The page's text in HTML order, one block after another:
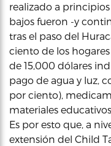
realizado a
bajos fueron -y
tras el paso del
ciento de los
de 15,000 dólares
pago de agua y luz,
por ciento),
materiales
Es por esto que, a
extensión del Child